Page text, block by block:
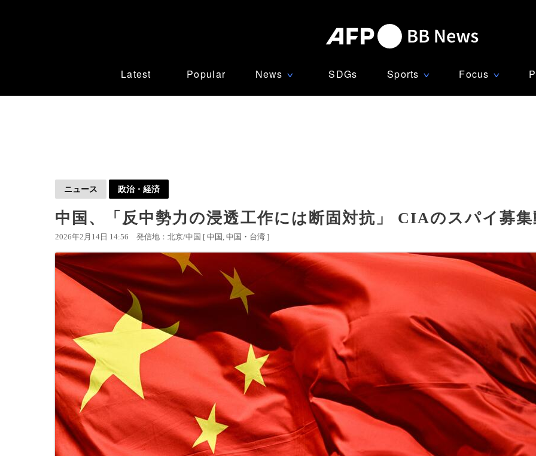
Latest Popular News ∨ SDGs Sports ∨ Focus ∨
ニュース 政治・経済
中国、「反中勢力の浸透工作には断固対抗」 CIAのスパイ募
2026年2月14日 14:56 発信地：北京/中国 [ 中国 中国・台湾 ]